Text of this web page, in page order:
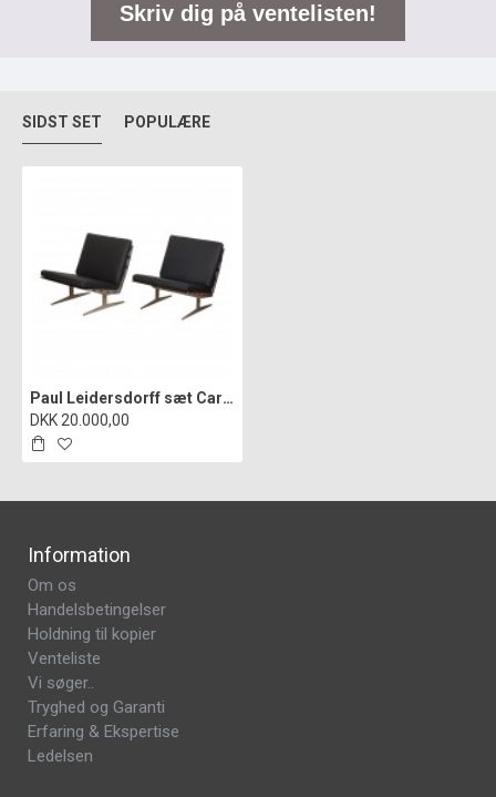
Skriv dig på ventelisten!
SIDST SET POPULÆRE
Paul Leidersdorff sæt Caravelle lænestole i sort læder (2)
DKK 20.000,00
Information
Om os
Handelsbetingelser
Holdning til kopier
Venteliste
Vi søger..
Tryghed og Garanti
Erfaring & Ekspertise
Ledelsen